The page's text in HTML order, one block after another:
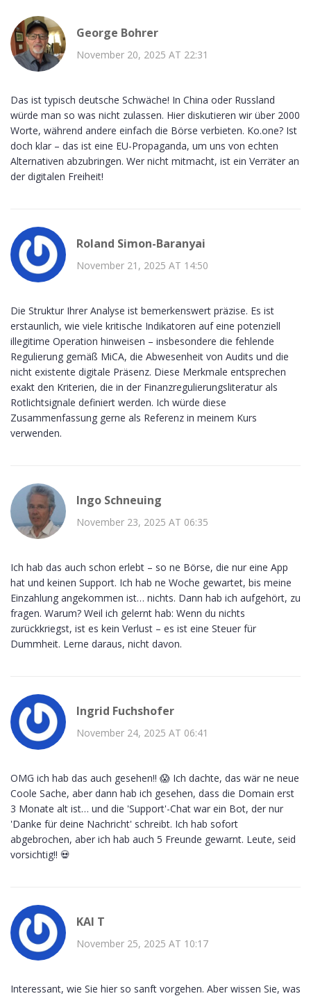
George Bohrer
November 20, 2025 AT 22:31
Das ist typisch deutsche Schwäche! In China oder Russland
würde man so was nicht zulassen. Hier diskutieren wir über 2000
Worte, während andere einfach die Börse verbieten. Ko.one? Ist
doch klar – das ist eine EU-Propaganda, um uns von echten
Alternativen abzubringen. Wer nicht mitmacht, ist ein Verräter an
der digitalen Freiheit!
Roland Simon-Baranyai
November 21, 2025 AT 14:50
Die Struktur Ihrer Analyse ist bemerkenswert präzise. Es ist
erstaunlich, wie viele kritische Indikatoren auf eine potenziell
illegitime Operation hinweisen – insbesondere die fehlende
Regulierung gemäß MiCA, die Abwesenheit von Audits und die
nicht existente digitale Präsenz. Diese Merkmale entsprechen
exakt den Kriterien, die in der Finanzregulierungsliteratur als
Rotlichtsignale definiert werden. Ich würde diese
Zusammenfassung gerne als Referenz in meinem Kurs
verwenden.
Ingo Schneuing
November 23, 2025 AT 06:35
Ich hab das auch schon erlebt – so ne Börse, die nur eine App
hat und keinen Support. Ich hab ne Woche gewartet, bis meine
Einzahlung angekommen ist… nichts. Dann hab ich aufgehört, zu
fragen. Warum? Weil ich gelernt hab: Wenn du nichts
zurückkriegst, ist es kein Verlust – es ist eine Steuer für
Dummheit. Lerne daraus, nicht davon.
Ingrid Fuchshofer
November 24, 2025 AT 06:41
OMG ich hab das auch gesehen!! 😱 Ich dachte, das wär ne neue
Coole Sache, aber dann hab ich gesehen, dass die Domain erst
3 Monate alt ist… und die 'Support'-Chat war ein Bot, der nur
'Danke für deine Nachricht' schreibt. Ich hab sofort
abgebrochen, aber ich hab auch 5 Freunde gewarnt. Leute, seid
vorsichtig!! 💀
KAI T
November 25, 2025 AT 10:17
Interessant, wie Sie hier so sanft vorgehen. Aber wissen Sie, was